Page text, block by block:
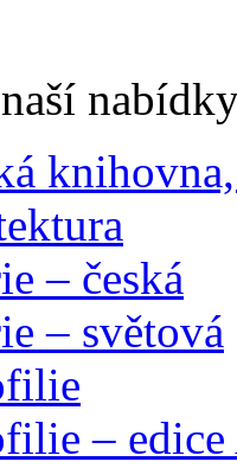
– česká
– světová
– edice